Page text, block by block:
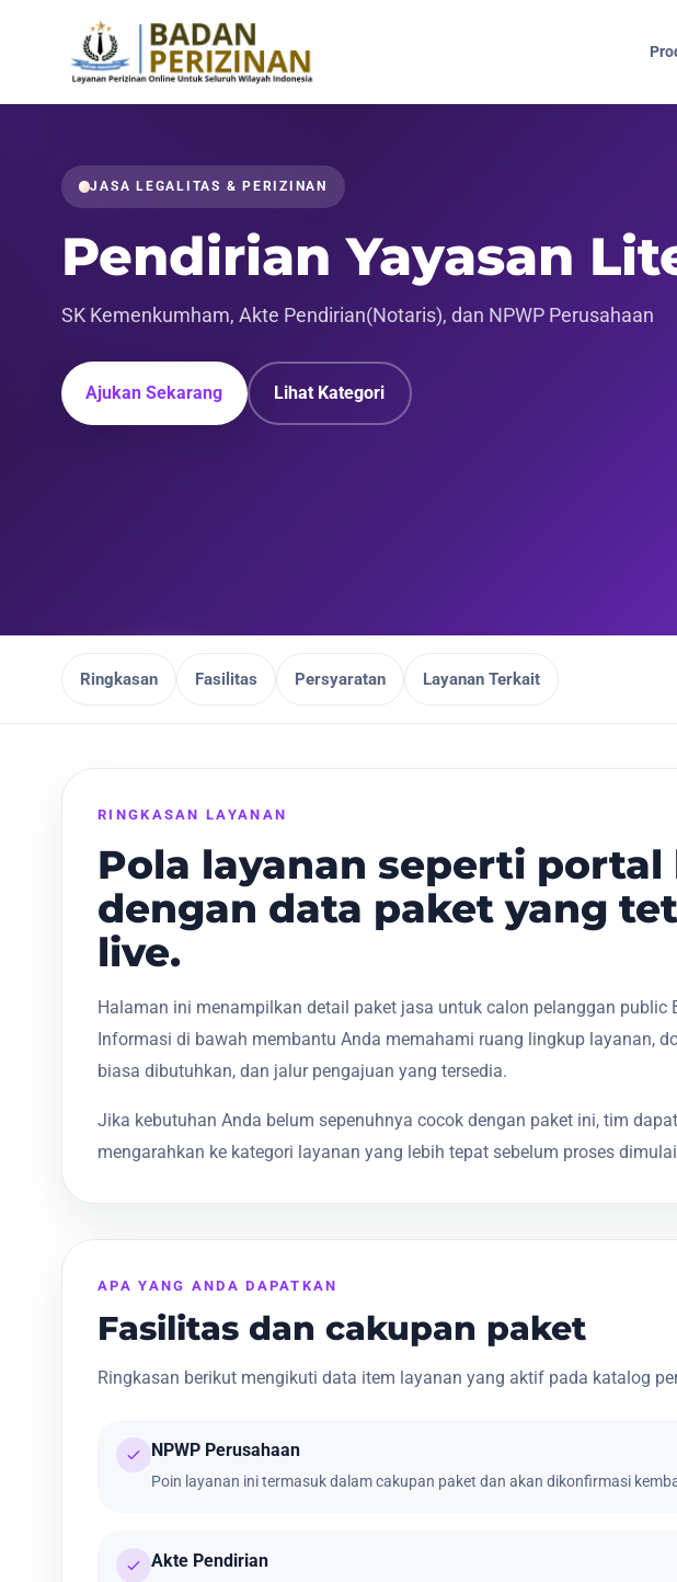
JASA LEGALITAS & PERIZINAN
Pendirian Yayasan
SK Kemenkumham, Akte Pendirian(Notaris), dan NPWP Perusahaan
Ajukan Sekarang Lihat Kategori
Ringkasan Fasilitas Persyaratan Layanan Terkait
RINGKASAN LAYANAN
Pola layanan seperti portal
dengan data paket yang
live.
Halaman ini menampilkan detail paket jasa untuk calon pelanggan public
Informasi di bawah membantu Anda memahami ruang lingkup layanan,
biasa dibutuhkan, dan jalur pengajuan yang tersedia.
Jika kebutuhan Anda belum sepenuhnya cocok dengan paket ini, tim
mengarahkan ke kategori layanan yang lebih tepat sebelum proses
APA YANG ANDA DAPATKAN
Fasilitas dan cakupan paket
Ringkasan berikut mengikuti data item layanan yang aktif pada katalog
NPWP Perusahaan
Poin layanan ini termasuk dalam cakupan paket dan akan dikonfirmasi
Akte Pendirian